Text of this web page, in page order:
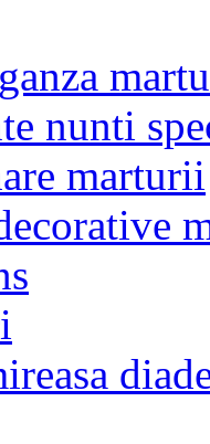
nunti
marturii